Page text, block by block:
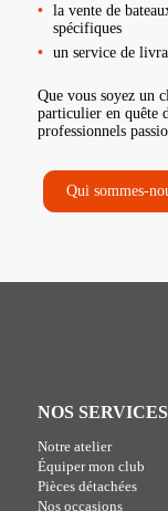
la vente de
spécifiques
un service de
Que vous soyez un
particulier en quête
professionnels
Qui sommes-
NOS SERVICES
Notre atelier
Équiper mon club
Pièces détachées
Nos occasions